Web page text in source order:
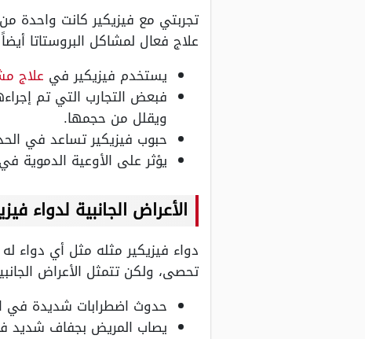
تجربتي مع فيزيكير كانت واحدة
علاج فعال لمشاكل البروستاتا
يستخدم فيزيكير في علاج
ويقلل من حجمها.
حبوب فيزيكير تساعد في
يؤثر على الأوعية الدموية
الأعراض الجانبية لدواء
دواء فيزيكير مثله مثل أي دواء
تحصى، ولكن تتمثل الأعراض
حدوث اضطرابات شديدة في
يصاب المريض بجفاف شديد